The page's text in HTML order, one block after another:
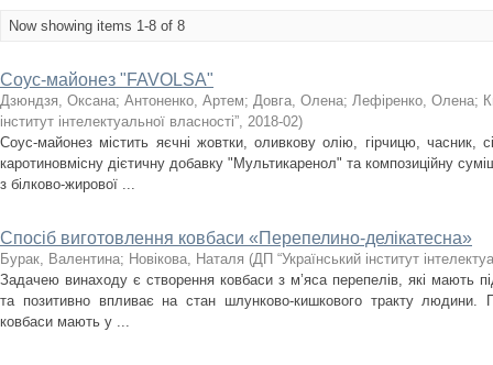
Now showing items 1-8 of 8
Соус-майонез "FAVOLSA"
Дзюндзя, Оксана; Антоненко, Артем; Довга, Олена; Лефіренко, Олена;
інститут інтелектуальної власності”, 2018-02)
Соус-майонез містить яєчні жовтки, оливкову олію, гірчицю, часник,
каротиновмісну дієтичну добавку "Мультикаренол" та композиційну
з білково-жирової ...
Спосіб виготовлення ковбаси «Перепелино-делікатесна»
Бурак, Валентина; Новікова, Наталя (ДП “Український інститут
Задачею винаходу є створення ковбаси з м’яса перепелів, які мають
та позитивно впливає на стан шлунково-кишкового тракту
ковбаси мають у ...